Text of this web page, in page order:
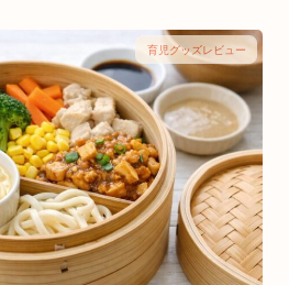
育児グッズレビュー